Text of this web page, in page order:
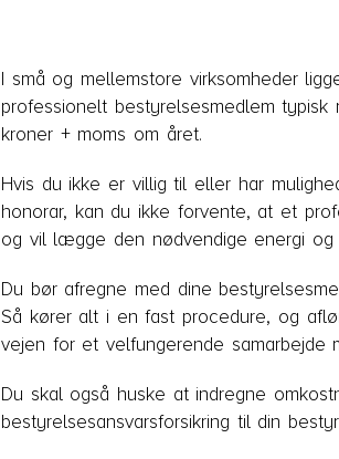
I små og mellemstore virksomheder
professionelt bestyrelsesmedlem typisk
kroner + moms om året.
Hvis du ikke er villig til eller har
honorar, kan du ikke forvente, at et
og vil lægge den nødvendige energi og
Du bør afregne med dine
Så kører alt i en fast procedure, og
vejen for et velfungerende samarbejde
Du skal også huske at indregne
bestyrelsesansvarsforsikring til din